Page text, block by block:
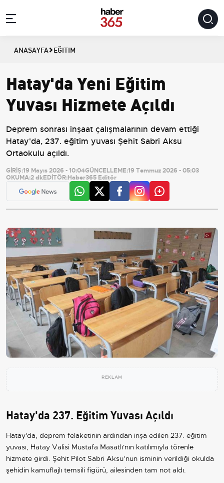
ANASAYFA EĞITIM
Hatay'da Yeni Eğitim
Yuvası Hizmete Açıldı
Deprem sonrası inşaat çalışmalarının devam ettiği
Hatay'da, 237. eğitim yuvası Şehit Sabri Aksu
Ortaokulu açıldı.
GİRİŞ:19 Mayıs 2026 - 10:04GÜNCELLEME:19 Temmuz 2026 - 05:03
OKUMA:2 dkEDİTÖR:Haber365 Editör
REKLAM
Hatay'da 237. Eğitim Yuvası Açıldı
Hatay'da, deprem felaketinin ardından inşa edilen 237. eğitim
yuvası, Hatay Valisi Mustafa Masatlı'nın katılımıyla törenle
hizmete girdi. Şehit Pilot Sabri Aksu’nun isminin verildiği okulda
şehidin kamuflajlı temsili figürü, ailesinden tam not aldı.